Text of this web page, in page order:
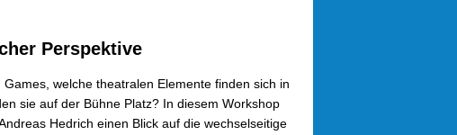
Perspektive
welche theatralen Elemente finden sich in
sie auf der Bühne Platz? In diesem Workshop
Hedrich einen Blick auf die wechselseitige